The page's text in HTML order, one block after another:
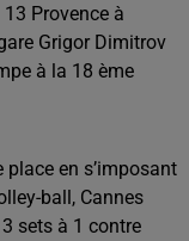
13 Provence à
Grigor Dimitrov
à la 18 ème
en s’imposant
ball, Cannes
sets à 1 contre